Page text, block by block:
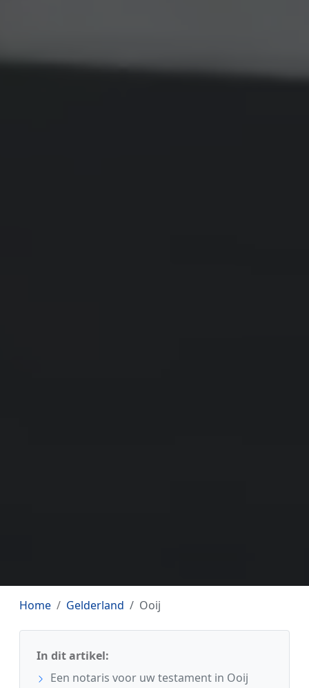
Home Gelderland Ooij
In dit artikel:
Een notaris voor uw testament in Ooij